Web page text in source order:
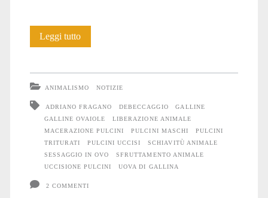
Leggi tuttoIl
dei
pulcini
maschi
cambia
ANIMALISMO NOTIZIE
ADRIANO FRAGANO DEBECCAGGIO
GALLINE
GALLINE OVAIOLE
LIBERAZIONE ANIMALE
MACERAZIONE PULCINI
PULCINI MASCHI
PULCINI
TRITURATI
PULCINI UCCISI
SCHIAVITÙ ANIMALE
SESSAGGIO IN OVO
SFRUTTAMENTO ANIMALE
UCCISIONE PULCINI
UOVA DI GALLINA
2 COMMENTI